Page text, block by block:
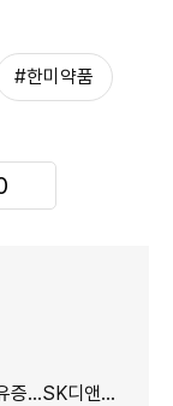
#한미약품
주를 설득했나?